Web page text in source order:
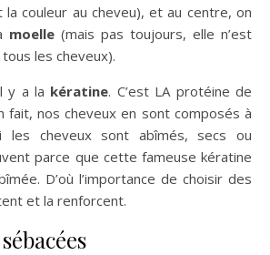
la couleur au cheveu), et au centre, on
moelle (mais pas toujours, elle n’est
les cheveux).
y a la kératine. C’est LA protéine de
fait, nos cheveux en sont composés à
cheveux sont abîmés, secs ou
parce que cette fameuse kératine
D’où l’importance de choisir des
et la renforcent.